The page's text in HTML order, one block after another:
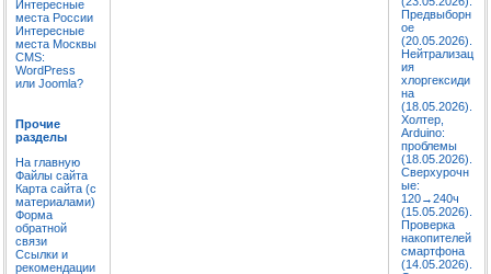
Интересные
места России
Интересные
места Москвы
CMS:
WordPress
или Joomla?
Прочие
разделы
На главную
Файлы сайта
Карта сайта (с
материалами)
Форма
обратной
связи
Ссылки и
рекомендации
Предвыборн
ое
(20.05.2026).
Нейтрализац
ия
хлоргексиди
на
(18.05.2026).
Холтер,
Arduino:
проблемы
(18.05.2026).
Сверхурочн
ые:
120→240ч
(15.05.2026).
Проверка
накопителей
смартфона
(14.05.2026).